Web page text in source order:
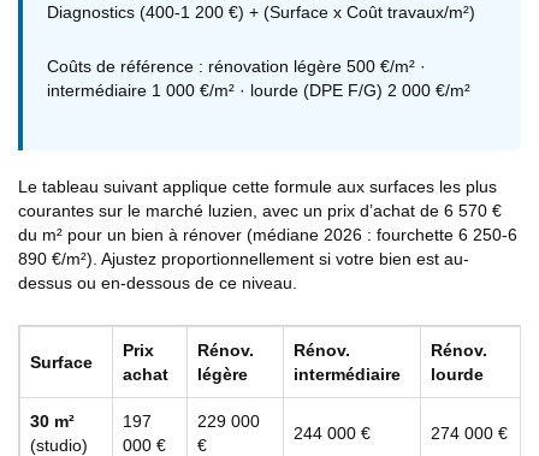
Diagnostics (400-1 200 €) + (Surface x Coût travaux/m²)
Coûts de référence : rénovation légère 500 €/m² ·
intermédiaire 1 000 €/m² · lourde (DPE F/G) 2 000 €/m²
Le tableau suivant applique cette formule aux surfaces les plus
courantes sur le marché luzien, avec un prix d’achat de 6 570 €
du m² pour un bien à rénover (médiane 2026 : fourchette 6 250-6
890 €/m²). Ajustez proportionnellement si votre bien est au-
dessus ou en-dessous de ce niveau.
Surface
Prix
achat
Rénov.
légère
Rénov.
intermédiaire
Rénov.
lourde
30 m²
(studio)
197
000 €
229 000
€
244 000 € 274 000 €